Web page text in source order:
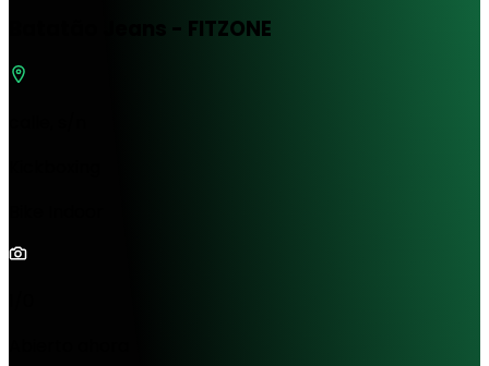
Batatão Jeans - FITZONE